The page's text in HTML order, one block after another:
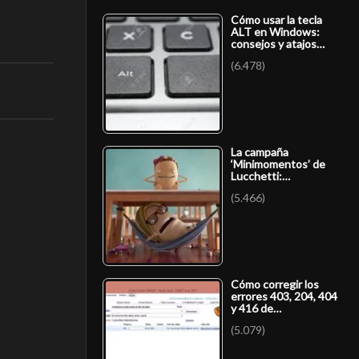
Cómo usar la tecla
ALT en Windows:
consejos y atajos…
(6.478)
La campaña
‘Minimomentos’ de
Lucchetti:…
(5.466)
Cómo corregir los
errores 403, 204, 404
y 416 de…
(5.079)